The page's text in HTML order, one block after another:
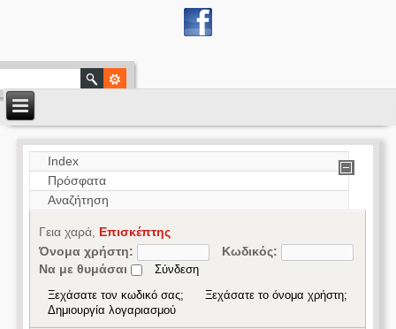
Index
Πρόσφατα
Αναζήτηση
Γεια χαρά, Επισκέπτης
Όνομα χρήστη:
Κωδικός:
Να με θυμάσαι
Ξεχάσατε τον κωδικό σας;
Ξεχάσατε το όνομα χρήστη;
Δημιουργία λογαριασμού